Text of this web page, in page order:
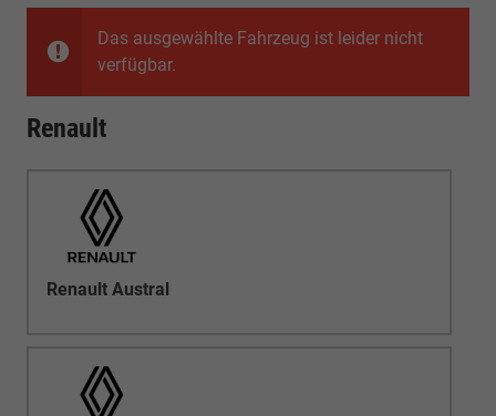
Das ausgewählte Fahrzeug ist leider nicht
verfügbar.
Renault
Renault Austral